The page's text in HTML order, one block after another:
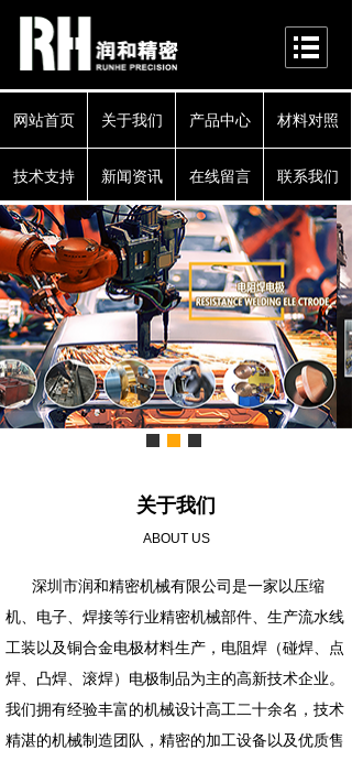
网站首页 关于我们 产品中心 材料对照
技术支持 新闻资讯 在线留言 联系我们
关于我们
ABOUT US
深圳市润和精密机械有限公司是一家以压缩
机、电子、焊接等行业精密机械部件、生产流水线
工装以及铜合金电极材料生产，电阻焊（碰焊、点
焊、凸焊、滚焊）电极制品为主的高新技术企业。
我们拥有经验丰富的机械设计高工二十余名，技术
精湛的机械制造团队，精密的加工设备以及优质售